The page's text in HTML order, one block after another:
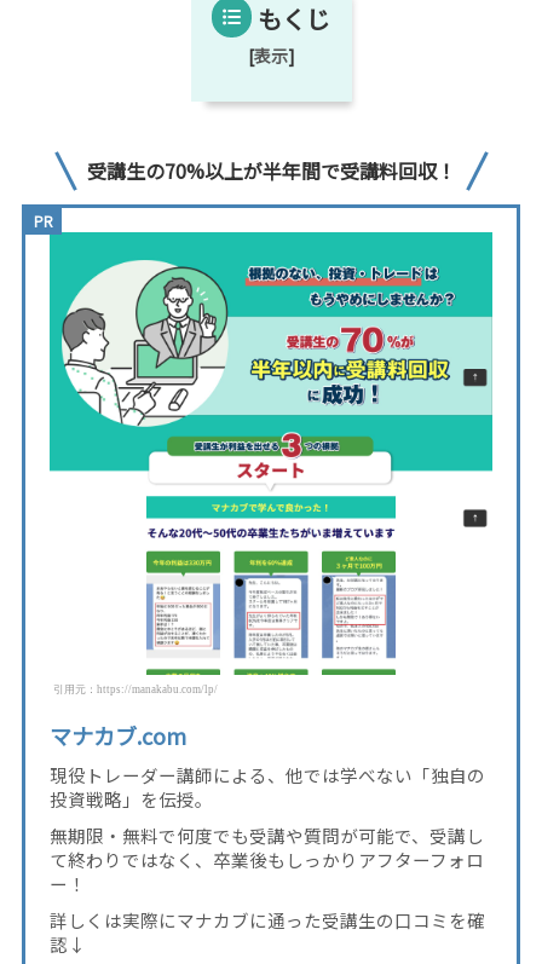
もくじ
[表示]
受講生の70%以上が半年間で受講料回収！
引用元：https://manakabu.com/lp/
マナカブ.com
現役トレーダー講師による、他では学べない「独自の
投資戦略」を伝授。
無期限・無料で何度でも受講や質問が可能で、受講し
て終わりではなく、卒業後もしっかりアフターフォロ
ー！
詳しくは実際にマナカブに通った受講生の口コミを確
認↓